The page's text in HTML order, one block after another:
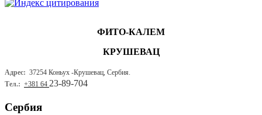
ФИТО-КАЛЕМ
КРУШЕВАЦ
Адрес: 37254 Коньух -Крушевац, Сербия.
Тел.: +381 64 23-89-704
Сербия